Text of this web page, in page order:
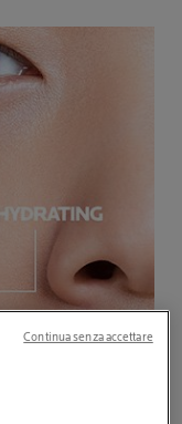
Continua senza accettare